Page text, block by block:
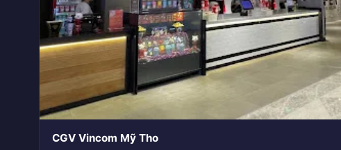
CGV Vincom Mỹ Tho